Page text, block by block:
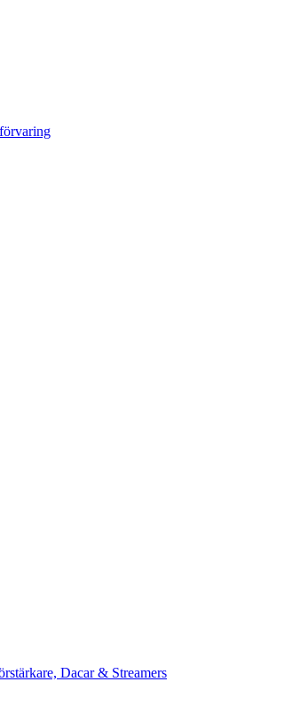
Dacar & Streamers